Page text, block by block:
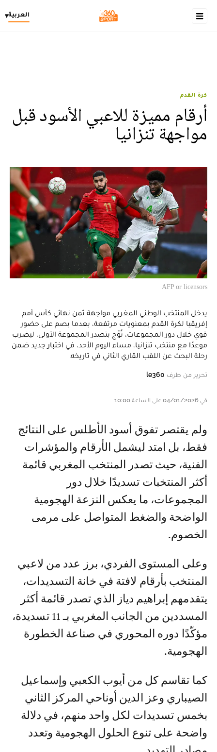
العربية▾
كرة القدم
أرقام مميزة للاعبي الأسود قبل
مواجهة تنزانيا
AFP or licensors
يدخل المنتخب الوطني المغربي مواجهة ثمن نهائي كأس أمم
إفريقيا لكرة القدم بمعنويات مرتفعة، بعدما بصم على حضور
قوي خلال دور المجموعات، تُوِّج بتصدر المجموعة الأولى، ليضرب
موعدًا مع منتخب تنزانيا، مساء اليوم الأحد، في اختبار جديد ضمن
رحلة البحث عن اللقب القاري الثاني في تاريخه.
تحرير من طرف le360
في 04/01/2026 على الساعة 10:00
ولم يقتصر تفوق أسود الأطلس على النتائج
فقط، بل امتد ليشمل الأرقام والمؤشرات
الفنية، حيث تصدر المنتخب المغربي قائمة
أكثر المنتخبات تسديدًا خلال دور
المجموعات، ما يعكس النزعة الهجومية
الواضحة والضغط المتواصل على مرمى
الخصوم.
وعلى المستوى الفردي، برز عدد من لاعبي
المنتخب بأرقام لافتة في خانة التسديدات،
يتقدمهم إبراهيم دياز الذي تصدر قائمة أكثر
المسددين من الجانب المغربي بـ 11 تسديدة،
مؤكّدًا دوره المحوري في صناعة الخطورة
الهجومية.
كما تقاسم كل من أيوب الكعبي وإسماعيل
الصيباري وعز الدين أوناحي المركز الثاني
بخمس تسديدات لكل واحد منهم، في دلالة
واضحة على تنوع الحلول الهجومية وتعدد